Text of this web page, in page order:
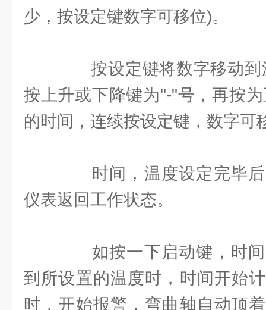
少，按设定键数字可移位)。
按设定键将数字移动到
按上升或下降键为"-"号，再按
的时间，连续按设定键，数字可
时间，温度设定完毕后
仪表返回工作状态。
如按一下启动键，时间
到所设置的温度时，时间开始
时，开始报警，弯曲轴自动顶